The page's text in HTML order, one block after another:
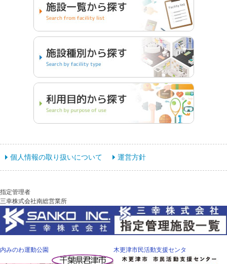
個人情報の取り扱いについて 運営方針
指定管理者
三幸株式会社南総営業所